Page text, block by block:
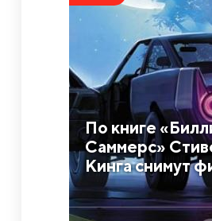
По книге
Саммерс»
Кинга снимут